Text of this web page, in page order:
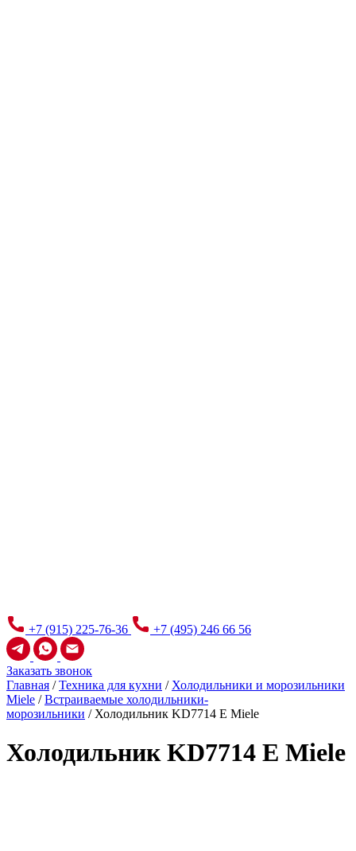
+7 (915) 225-76-36 +7 (495) 246 66 56
Заказать звонок
Главная /Техника для кухни / Холодильники и морозильники
Miele /Встраиваемые холодильники-
морозильники / Холодильник KD7714 E Miele
Холодильник KD7714 E Miele